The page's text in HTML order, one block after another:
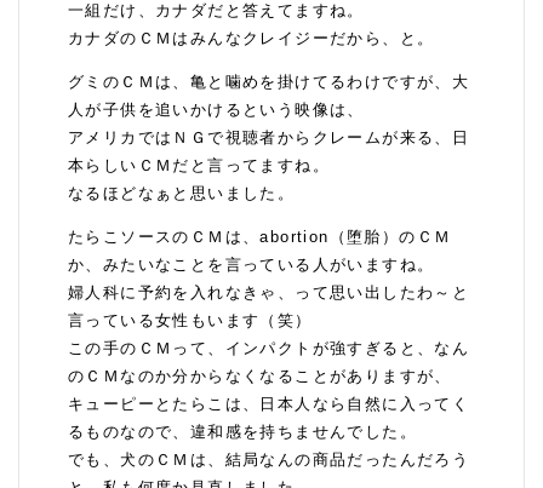
一組だけ、カナダだと答えてますね。
カナダのＣＭはみんなクレイジーだから、と。
グミのＣＭは、亀と噛めを掛けてるわけですが、大
人が子供を追いかけるという映像は、
アメリカではＮＧで視聴者からクレームが来る、日
本らしいＣＭだと言ってますね。
なるほどなぁと思いました。
たらこソースのＣＭは、abortion（堕胎）のＣＭ
か、みたいなことを言っている人がいますね。
婦人科に予約を入れなきゃ、って思い出したわ～と
言っている女性もいます（笑）
この手のＣＭって、インパクトが強すぎると、なん
のＣＭなのか分からなくなることがありますが、
キューピーとたらこは、日本人なら自然に入ってく
るものなので、違和感を持ちませんでした。
でも、犬のＣＭは、結局なんの商品だったんだろう